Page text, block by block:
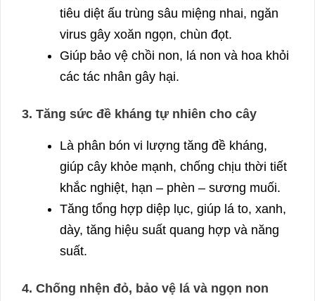
tiêu diệt ấu trùng sâu miệng nhai, ngăn
virus gây xoăn ngọn, chùn đọt.
Giúp bảo vệ chồi non, lá non và hoa khỏi
các tác nhân gây hại.
3. Tăng sức đề kháng tự nhiên cho cây
Là phân bón vi lượng tăng đề kháng,
giúp cây khỏe mạnh, chống chịu thời tiết
khắc nghiệt, hạn – phèn – sương muối.
Tăng tổng hợp diệp lục, giúp lá to, xanh,
dày, tăng hiệu suất quang hợp và năng
suất.
4. Chống nhện đỏ, bảo vệ lá và ngọn non